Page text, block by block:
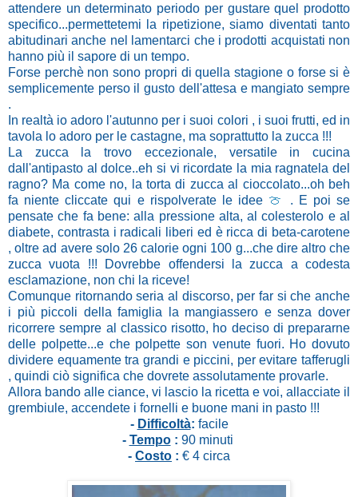
attendere un determinato periodo per gustare quel prodotto
specifico...permettetemi la ripetizione, siamo diventati tanto
abitudinari anche nel lamentarci che i prodotti acquistati non
hanno più il sapore di un tempo.
Forse perchè non sono propri di quella stagione o forse si è
semplicemente perso il gusto dell'attesa e mangiato sempre
.
In realtà io adoro l'autunno per i suoi colori , i suoi frutti, ed in
tavola lo adoro per le castagne, ma soprattutto la zucca !!!
La zucca la trovo eccezionale, versatile in cucina
dall'antipasto al dolce..eh si vi ricordate la mia ragnatela del
ragno? Ma come no, la torta di zucca al cioccolato...oh beh
fa niente cliccate qui e rispolverate le idee 🍈
. E poi se
pensate che fa bene: alla pressione alta, al colesterolo e al
diabete, contrasta i radicali liberi ed è ricca di beta-carotene
, oltre ad avere solo 26 calorie ogni 100 g...che dire altro che
zucca vuota !!! Dovrebbe offendersi la zucca a codesta
esclamazione, non chi la riceve!
Comunque ritornando seria al discorso, per far si che anche
i più piccoli della famiglia la mangiassero e senza dover
ricorrere sempre al classico risotto, ho deciso di prepararne
delle polpette...e che polpette son venute fuori. Ho dovuto
dividere equamente tra grandi e piccini, per evitare tafferugli
, quindi ciò significa che dovrete assolutamente provarle.
Allora bando alle ciance, vi lascio la ricetta e voi, allacciate il
grembiule, accendete i fornelli e buone mani in pasto !!!
- Difficoltà: facile
- Tempo: 90 minuti
- Costo : € 4 circa